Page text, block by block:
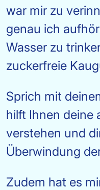
war mir zu
genau ich
Wasser zu
zuckerfreie
Sprich mit
hilft Ihnen deine
verstehen und
Überwindung
Zudem hat es